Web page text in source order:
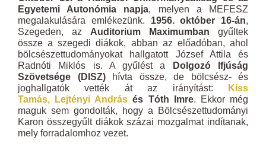
Egyetemi Autonómia napja, melyen a MEFESZ
megalakulására emlékezünk. 1956. október 16-án,
Szegeden, az Auditorium Maximumban gyűltek
össze a szegedi diákok, abban az előadóban, ahol
bölcsészettudományokat hallgatott József Attila és
Radnóti Miklós is. A gyűlést a
Dolgozó Ifjúság
Szövetsége (DISZ)hívta össze, de bölcsész- és
joghallgatók vették át az irányítást:
Kiss
Tamás,
Lejtényi Andrásés Tóth Imre. Ekkor még
maguk sem gondolták, hogy a Bölcsészettudományi
Karon összegyűlt diákok százai mozgalmat indítanak,
mely forradalomhoz vezet.